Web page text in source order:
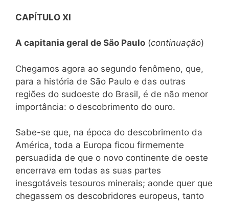
CAPÍTULO XI
A capitania geral de São Paulo (continuação)
Chegamos agora ao segundo fenômeno, que,
para a história de São Paulo e das outras
regiões do sudoeste do Brasil, é de não menor
importância: o descobrimento do ouro.
Sabe-se que, na época do descobrimento da
América, toda a Europa ficou firmemente
persuadida de que o novo continente de oeste
encerrava em todas as suas partes
inesgotáveis tesouros minerais; aonde quer que
chegassem os descobridores europeus, tanto